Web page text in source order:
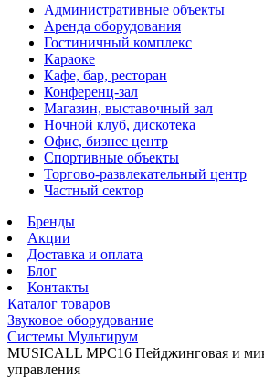
Административные объекты
Аренда оборудования
Гостиничный комплекс
Караоке
Кафе, бар, ресторан
Конференц-зал
Магазин, выставочный зал
Ночной клуб, дискотека
Офис, бизнес центр
Спортивные объекты
Торгово-развлекательный центр
Частный сектор
Бренды
Акции
Доставка и оплата
Блог
Контакты
Каталог товаров
Звуковое оборудование
Системы Мультирум
MUSICALL MPC16 Пейджинговая и
управления